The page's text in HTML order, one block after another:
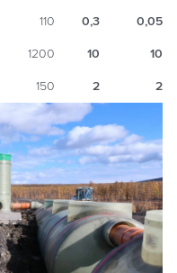
110 0,3 0,05
1200 10 10
150 2 2